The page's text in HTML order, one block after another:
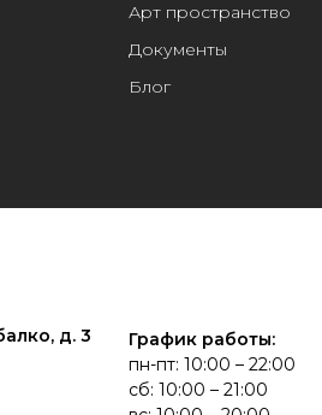
Арт пространство
Документы
Блог
График работы:
пн-пт: 10:00 – 22:00
сб: 10:00 – 21:00
д. 3